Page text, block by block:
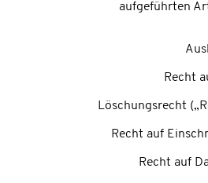
aufgeführten
Recht
Löschungsrecht
Recht auf
Recht auf